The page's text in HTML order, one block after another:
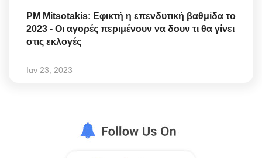
PM Mitsotakis: Εφικτή η επενδυτική βαθμίδα το
2023 - Οι αγορές περιμένουν να δουν τι θα γίνει
στις εκλογές
Ιαν 23, 2023